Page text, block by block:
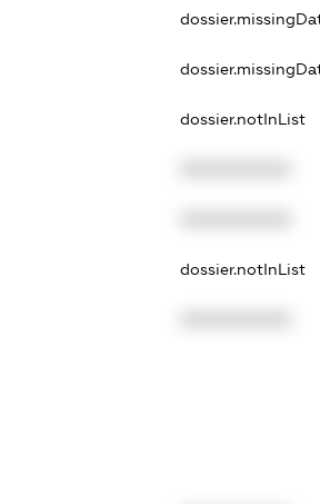
dossier.notInList
dossier.notInList